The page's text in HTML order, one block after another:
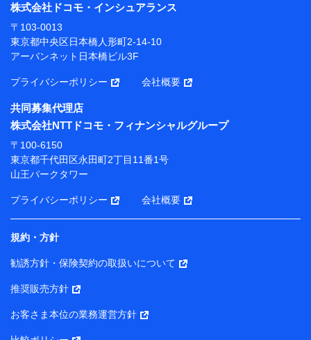
当社または株式会社NTTドコモ・フィナンシャルグルー
プが提供する保険関連サービスにおけるユーザー登録受
付および管理のため
当社または株式会社NTTドコモ・フィナンシャルグルー
携会社の保険その他に関する情報を提供するため、また
維持管理等の委託業務遂行のため、またそれらに付帯、
関連する当社または株式会社NTTドコモ・フィナンシャ
ルグループおよび提携会社のサービスを案内、提供する
ため
（各サービスで取得したサービス利用履歴、ウェブサイ
トの閲覧履歴、購買履歴、ご契約内容等のパーソナルデ
ータを分析して、お客さまの趣味・嗜好・傾向に応じた
サービス・商品等に関するご提案や広告の配信等を行う
ことがあります。）
各種セミナーの開催のため
コンサルティングサービスの実施のため
アンケートやキャンペーン等の実施のため
上記に係る案内・手続き・管理等付帯業務を行うため
所・代表者名】
株式会社ドコモ・インシュアランス
〒103-0013
東京都中央区日本橋人形町2-14-10
アーバンネット日本橋ビル3F
プライバシーポリシー 会社概要
共同募集代理店
株式会社NTTドコモ・フィナンシャルグループ
〒100-6150
東京都千代田区永田町2丁目11番1号
山王パークタワー
プライバシーポリシー 会社概要
規約・方針
勧誘方針・保険契約の取扱いについて
推奨販売方針
お客さま本位の業務運営方針